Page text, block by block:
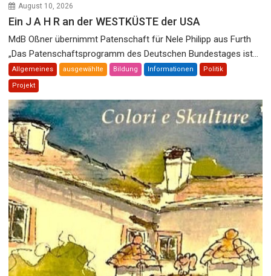
August 10, 2026
Ein J A H R an der WESTKÜSTE der USA
MdB Oßner übernimmt Patenschaft für Nele Philipp aus Furth
„Das Patenschaftsprogramm des Deutschen Bundestages ist...
Allgemeines ausgewählte Bildung Informationen Politik
Projekt